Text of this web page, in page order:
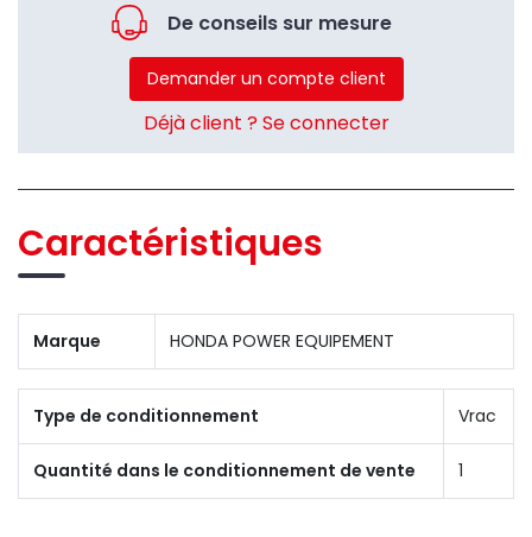
De conseils sur mesure
Demander un compte client
Déjà client ? Se connecter
Caractéristiques
Marque HONDA POWER EQUIPEMENT
Type de conditionnement Vrac
Quantité dans le conditionnement de vente 1